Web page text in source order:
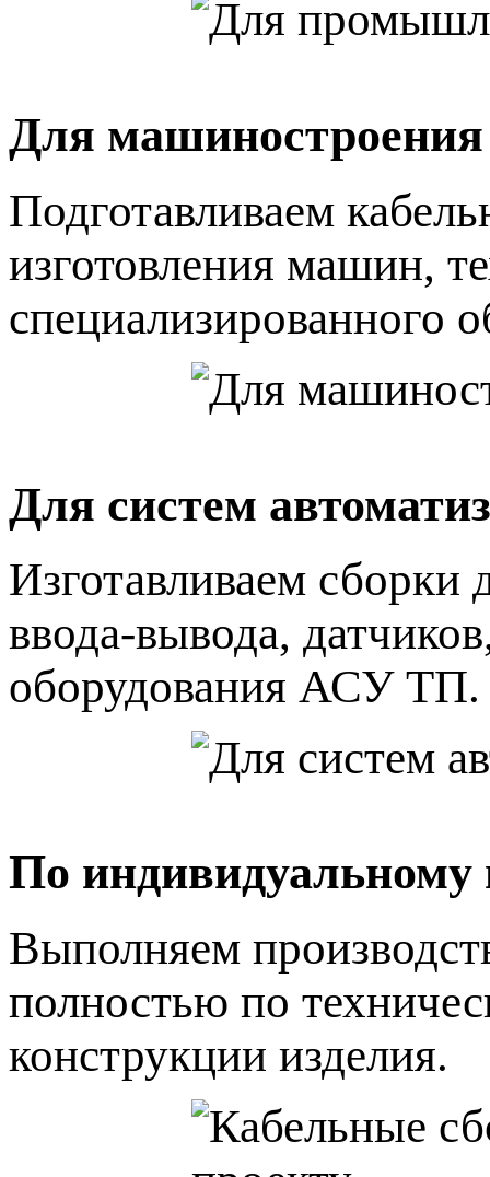
Для машиностроения
Подготавливаем
изготовления машин,
специализированного
Для систем
Изготавливаем сборки
ввода-вывода,
оборудования АСУ ТП.
По индивидуальному
Выполняем
полностью по
конструкции изделия.